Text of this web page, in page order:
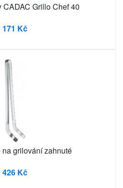
CADAC Grillo Chef 40
171 Kč
grilování zahnuté
426 Kč